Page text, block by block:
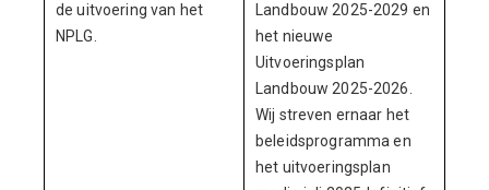
de uitvoering van het
NPLG.
Landbouw 2025-2029 en
het nieuwe
Uitvoeringsplan
Landbouw 2025-2026.
Wij streven ernaar het
beleidsprogramma en
het uitvoeringsplan